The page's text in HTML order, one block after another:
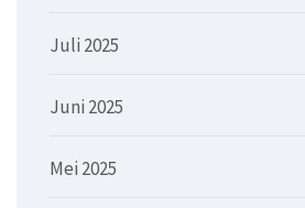
Juli 2025
Juni 2025
Mei 2025